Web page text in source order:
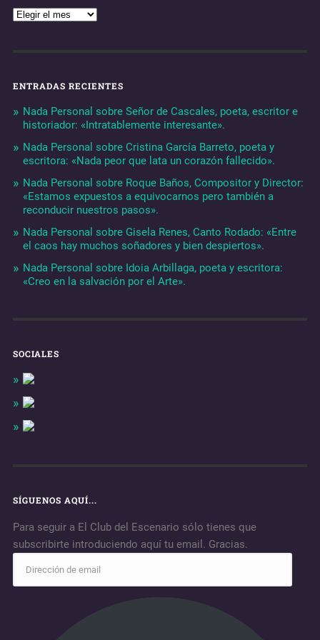
ENTRADAS RECIENTES
Nada Personal sobre Señor de Cascales, poeta, escritor e
historiador: «Intratablemente interesante».
Nada Personal sobre Cristina García Barreto, poeta y
escritora: «Nada peor que lata un corazón fallecido».
Nada Personal sobre Roque Baños, Compositor y Director:
«Estamos expuestos a equivocarnos pero también a
reconducir nuestros pasos».
Nada Personal sobre Gisela Renes, Canto Rodado: «Entre
el caos hay muchos soñadores y bien despiertos».
Nada Personal sobre Idoia Arbillaga, poeta y escritora:
«Creo en la salvación por el Arte».
SOCIALES
SÍGUENOS AQUÍ...
Para seguir a El Club del Escenario sólo tienes que
subscribirte introduciendo aquí tu email. Gracias.